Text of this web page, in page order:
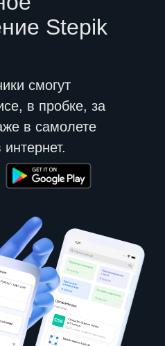
Stepik
смогут
в пробке, за
в самолете